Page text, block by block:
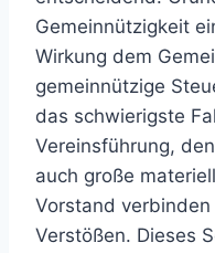
Gemeinnützigkeit
Wirkung dem
gemeinnützige
das schwierigste
Vereinsführung,
auch große
Vorstand
Verstößen. Dieses